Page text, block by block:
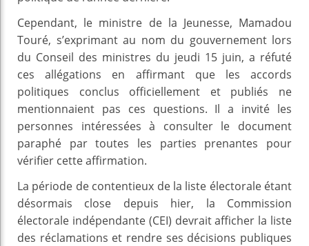
Cependant, le ministre de la Jeunesse, Mamadou
Touré, s’exprimant au nom du gouvernement lors
du Conseil des ministres du jeudi 15 juin, a réfuté
ces allégations en affirmant que les accords
politiques conclus officiellement et publiés ne
mentionnaient pas ces questions. Il a invité les
personnes intéressées à consulter le document
paraphé par toutes les parties prenantes pour
vérifier cette affirmation.
La période de contentieux de la liste électorale étant
désormais close depuis hier, la Commission
électorale indépendante (CEI) devrait afficher la liste
des réclamations et rendre ses décisions publiques